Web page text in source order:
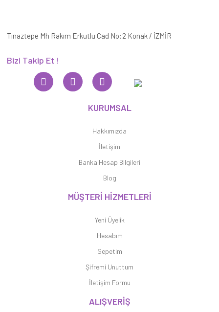
Tınaztepe Mh Rakım Erkutlu Cad No:2 Konak / İZMİR
Bizi Takip Et !
KURUMSAL
Hakkımızda
İletişim
Banka Hesap Bilgileri
Blog
MÜŞTERİ HİZMETLERİ
Yeni Üyelik
Hesabım
Sepetim
Şifremi Unuttum
İletişim Formu
ALIŞVERİŞ